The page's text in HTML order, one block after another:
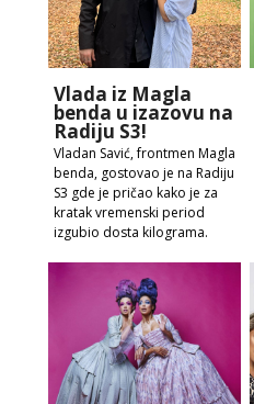
Vlada iz Magla
benda u izazovu na
Radiju S3!
Vladan Savić, frontmen Magla
benda, gostovao je na Radiju
S3 gde je pričao kako je za
kratak vremenski period
izgubio dosta kilograma.